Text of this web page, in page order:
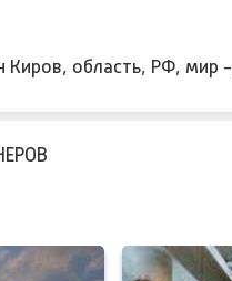
Киров, область, РФ, мир -